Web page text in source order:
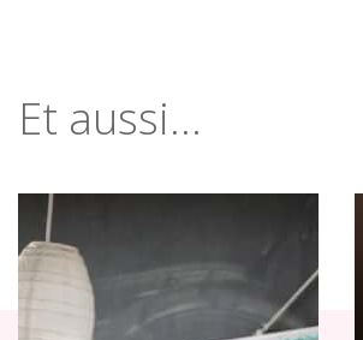
Et aussi...